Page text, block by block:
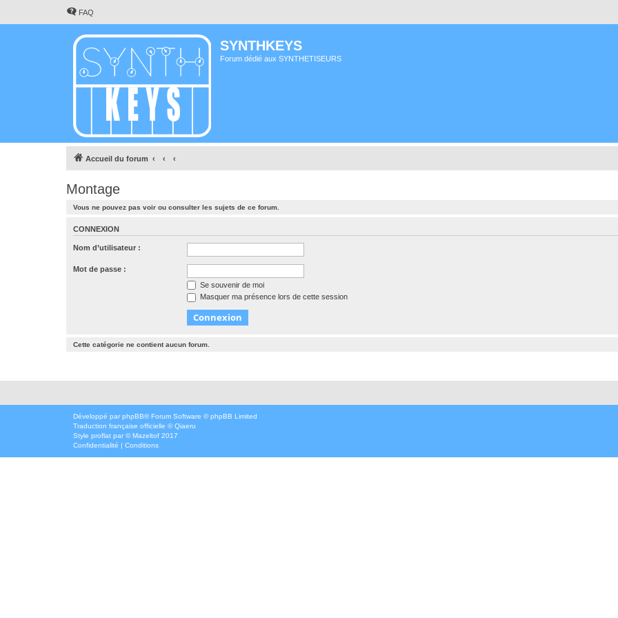
FAQ
SYNTHKEYS
Forum dédié aux SYNTHETISEURS
Accueil du forum
Montage
Vous ne pouvez pas voir ou consulter les sujets de ce forum.
CONNEXION
Nom d’utilisateur :
Mot de passe :
Se souvenir de moi
Masquer ma présence lors de cette session
Cette catégorie ne contient aucun forum.
Développé par phpBB® Forum Software © phpBB Limited
Traduction française officielle ©Qiaeru
Style proflat par ©Mazeltof 2017
Confidentialité | Conditions